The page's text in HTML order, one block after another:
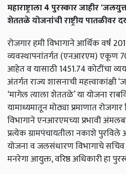
महाराष्ट्राला 4 पुरस्कार जाहीर
शेततळे योजनांची राष्ट्रीय पातळीवर
रोजगार हमी विभागाने आर्थिक वर्ष
व्यवस्थापनांतर्गत (एनआरएम) एकूण
आहेत व यासाठी 1451.74 कोटींचा
अंतर्गत राज्य शासनाची महत्त्वाकांक्षी
‘मागेल त्याला शेततळे’ या योजना
यामाध्यमातून मोठ्या प्रमाणात
विभागाने एनआरएमच्या प्रभावी
प्रत्येक ग्रामपंचायतीला नकाशे पुरविले
योजना व जलसंधारण विभागाचे
मनरेगा आयुक्त, वरिष्ठ अधिकारी हा